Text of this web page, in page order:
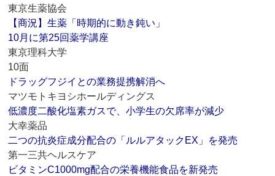
東京生薬協会
【商況】生薬「時期的に動き鈍い」
10月に第25回薬学講座
東京理科大学
10面
ドラッグフジイとの業務提携解消へ
マツモトキヨシホールディングス
低濃度二酸化塩素ガスで、小学生の欠席率が減少
大幸薬品
二つの抗炎症成分配合の「ルルアタックEX」を発売
第一三共ヘルスケア
ビタミンC1000mg配合の栄養機能食品を新発売